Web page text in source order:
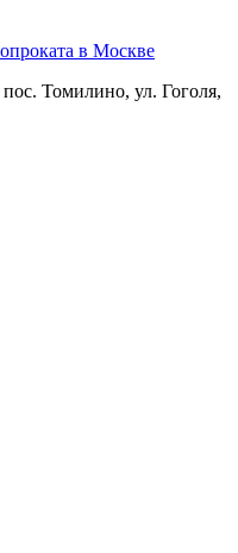
Томилино, ул. Гоголя,